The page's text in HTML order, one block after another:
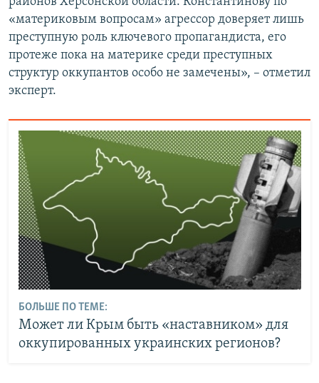
«материковым вопросам» агрессор доверяет лишь
преступную роль ключевого пропагандиста, его
протеже пока на материке среди преступных
структур оккупантов особо не замечены», – отметил
эксперт.
БОЛЬШЕ ПО ТЕМЕ:
Может ли Крым быть «наставником» для
оккупированных украинских регионов?